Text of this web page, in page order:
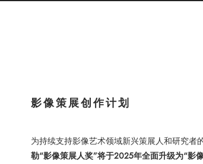
影像策展创作计划
为持续支持影像艺术领域新兴策展人和研究者
勒“影像策展人奖”将于2025年全面升级为“影